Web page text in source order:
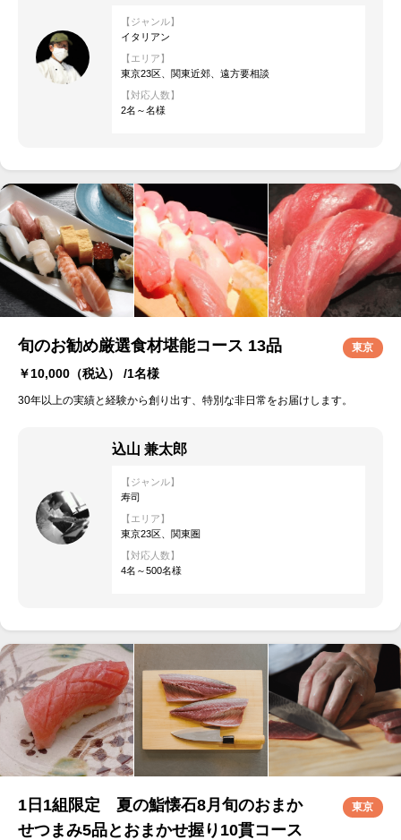
【ジャンル】
イタリアン
【エリア】
東京23区、関東近郊、遠方要相談
【対応人数】
2名～名様
旬のお勧め厳選食材堪能コース 13品
￥10,000 （税込） /1名様
東京
30年以上の実績と経験から創り出す、特別な非日常をお届けします。
込山 兼太郎
【ジャンル】
寿司
【エリア】
東京23区、関東圏
【対応人数】
4名～500名様
1日1組限定 夏の鮨懐石8月旬のおまか
せつまみ5品とおまかせ握り10貫コース
東京